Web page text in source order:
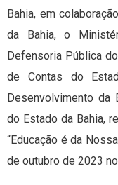
Bahia, em
da Bahia, o
Defensoria Pública
de Contas do
Desenvolvimento da
do Estado da Bahia,
“Educação é da
de outubro de 2023